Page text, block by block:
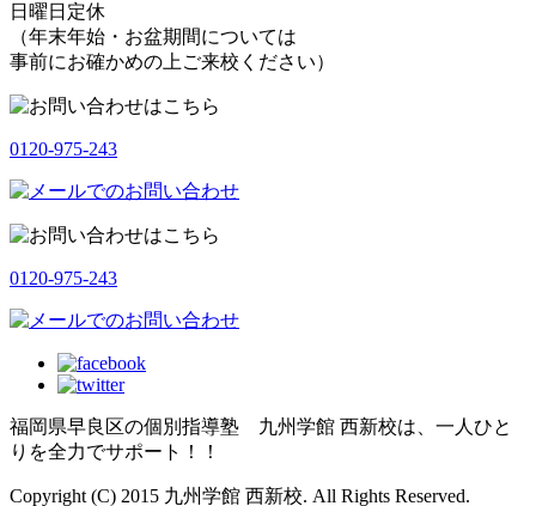
日曜日定休
（年末年始・お盆期間については
事前にお確かめの上ご来校ください）
0120-975-243
0120-975-243
福岡県早良区の個別指導塾 九州学館 西新校は、一人ひと
りを全力でサポート！！
Copyright (C) 2015 九州学館 西新校. All Rights Reserved.